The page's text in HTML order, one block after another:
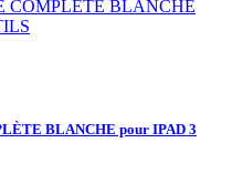
BLANCHE pour IPAD 3